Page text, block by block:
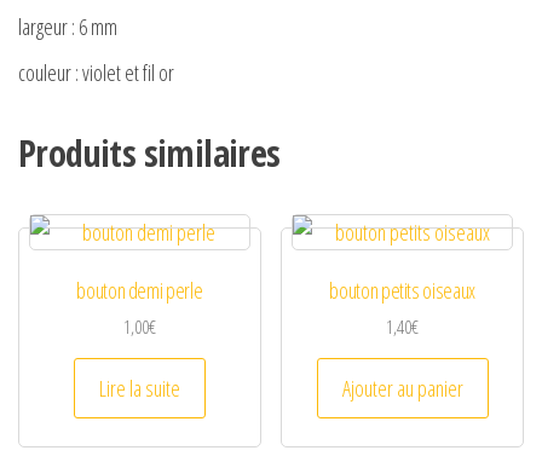
d
e
largeur : 6 mm
couleur : violet et fil or
Produits similaires
bouton demi perle
1,00€
Lire la suite
bouton petits oiseaux
1,40€
Ajouter au panier